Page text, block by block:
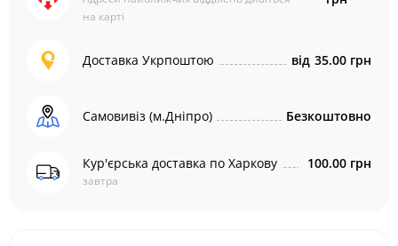
на карті
Доставка Укрпоштою від 35.00 грн
Самовивіз (м.Дніпро) Безкоштовно
Кур'єрська доставка по Харкову
завтра
100.00 грн